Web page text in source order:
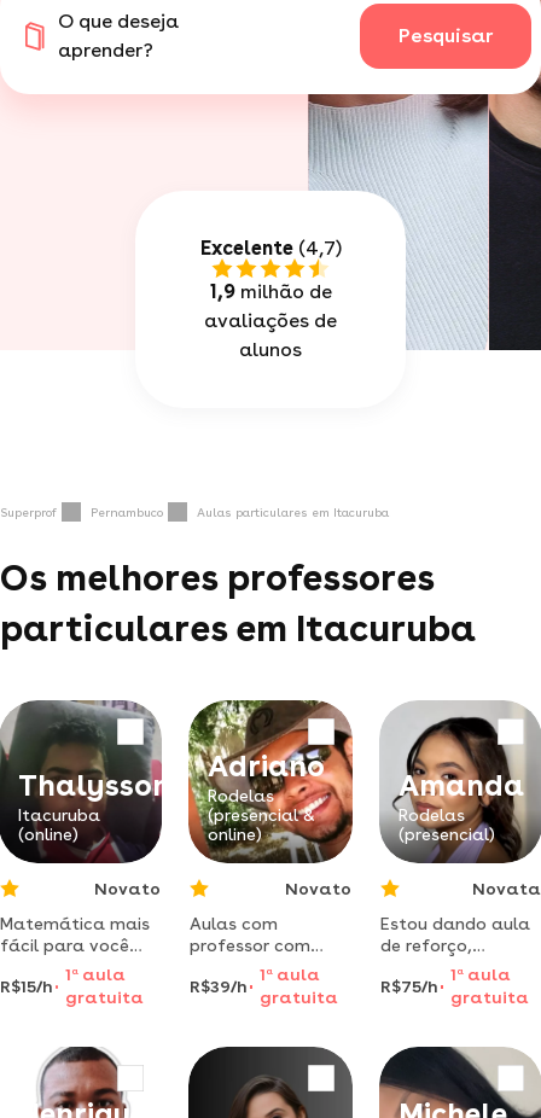
O que deseja
aprender?
Pesquisar
Excelente(4,7)
1,9milhão de
avaliações de
alunos
Superprof Pernambuco Aulas particulares em Itacuruba
Os melhores professores
particulares em Itacuruba
Thalysson
Itacuruba
(online)
Novato
Matemática mais
fácil para você
,aula de reforço
para não se perde.
R$15/h
1 a aula
gratuita
Adriano
Rodelas
(presencial &
online)
Novato
Aulas com
professor com
licenciatura plena
em química, pós
graduando em
e pós graduando
em direito de
povos e
R$39/h
1 a aula
gratuita
Amanda
Rodelas
(presencial)
Novata
Estou dando aula
de reforço,
pegando do 1°
série a 6° série
R$75/h
1 aaula
gratuita